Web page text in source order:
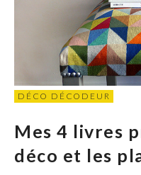
DÉCO DÉCODEUR
Mes 4 livres
déco et les